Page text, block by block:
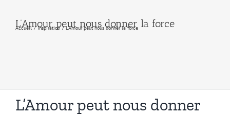
L’Amour peut nous donner la force
Accueil Inspiration L’Amour peut nous donner la force
L’Amour peut nous donner